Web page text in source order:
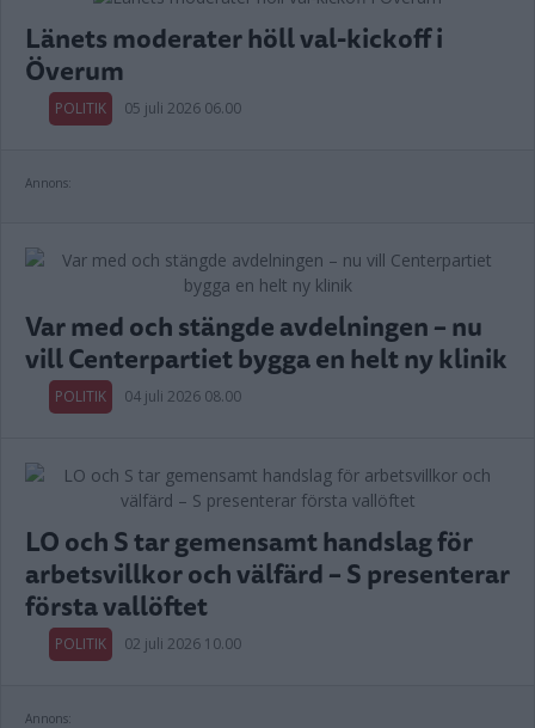
Länets moderater höll val-kickoff i
Överum
POLITIK 05 juli 2026 06.00
Annons:
Var med och stängde avdelningen – nu
vill Centerpartiet bygga en helt ny klinik
POLITIK 04 juli 2026 08.00
LO och S tar gemensamt handslag för
arbetsvillkor och välfärd – S presenterar
första vallöftet
POLITIK 02 juli 2026 10.00
Annons: